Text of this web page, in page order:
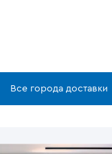
Все города доставки